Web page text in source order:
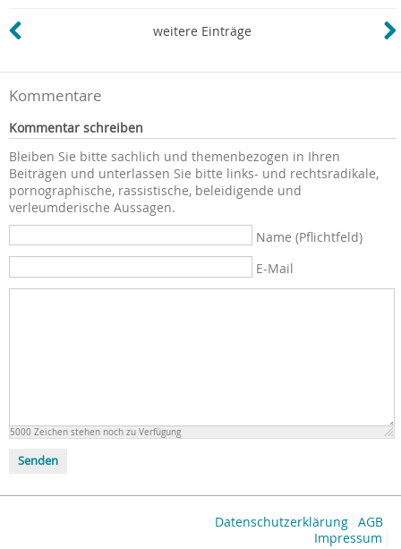
weitere Einträge
Kommentare
Kommentar schreiben
Bleiben Sie bitte sachlich und themenbezogen in Ihren
Beiträgen und unterlassen Sie bitte links- und rechtsradikale,
pornographische, rassistische, beleidigende und
verleumderische Aussagen.
Name (Pflichtfeld)
E-Mail
5000 Zeichen stehen noch zu Verfügung
Senden
AGB
Datenschutzerklärung
Impressum